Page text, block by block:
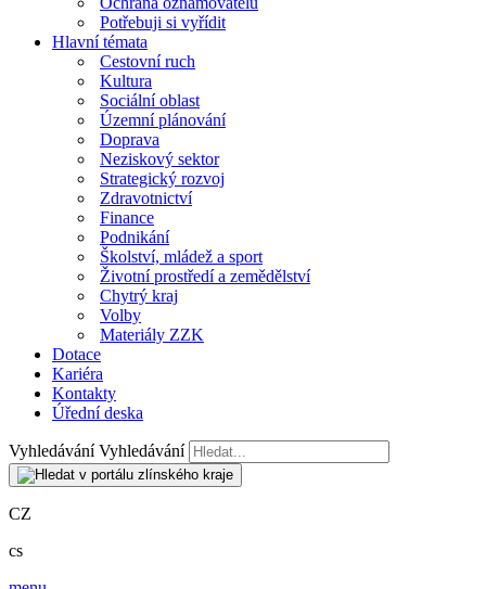
Potřebuji si vyřídit
Hlavní témata
Cestovní ruch
Kultura
Sociální oblast
Územní plánování
Doprava
Neziskový sektor
Strategický rozvoj
Zdravotnictví
Finance
Podnikání
Školství, mládež a sport
Životní prostředí a zemědělství
Chytrý kraj
Volby
Materiály ZZK
Dotace
Kariéra
Kontakty
Úřední deska
Vyhledávání Vyhledávání
CZ
cs